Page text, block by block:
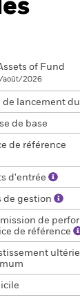
of Fund
août/2026
de lancement
de base
de référence
d'entrée
de gestion
de
de référence